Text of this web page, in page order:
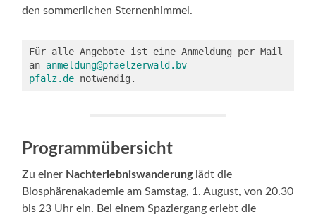
den sommerlichen Sternenhimmel.
Für alle Angebote ist eine Anmeldung per Mail
an anmeldung@pfaelzerwald.bv-
pfalz.de notwendig.
Zu einer Nachterlebniswanderunglädt die
Biosphärenakademie am Samstag, 1. August, von 20.30
bis 23 Uhr ein. Bei einem Spaziergang erlebt die